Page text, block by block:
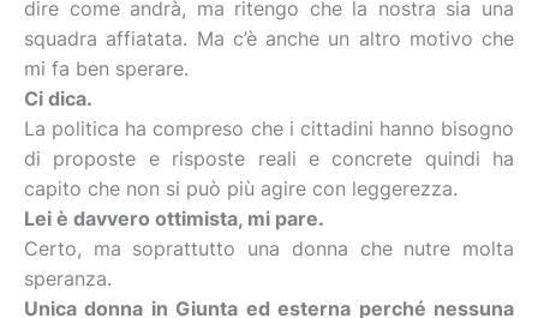
dire come andrà, ma ritengo che la nostra sia una
squadra affiatata. Ma c’è anche un altro motivo che
mi fa ben sperare.
Ci dica.
La politica ha compreso che i cittadini hanno bisogno
di proposte e risposte reali e concrete quindi ha
capito che non si può più agire con leggerezza.
Lei è davvero ottimista, mi pare.
Certo, ma soprattutto una donna che nutre molta
speranza.
Unica donna in Giunta ed esterna perché nessuna